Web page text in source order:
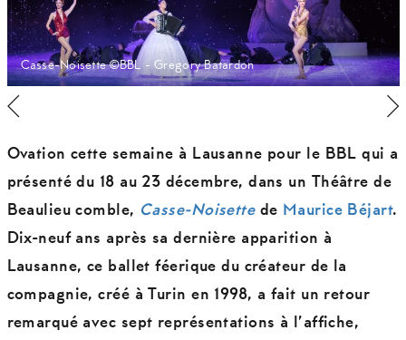
Casse-Noisette ©BBL - Gregory Batardon
Ovation cette semaine à Lausanne pour le BBL qui a
présenté du 18 au 23 décembre, dans un Théâtre de
Beaulieu comble, Casse-Noisettede Maurice Béjart.
Dix-neuf ans après sa dernière apparition à
Lausanne, ce ballet féerique du créateur de la
compagnie, créé à Turin en 1998, a fait un retour
remarqué avec sept représentations à l’affiche,